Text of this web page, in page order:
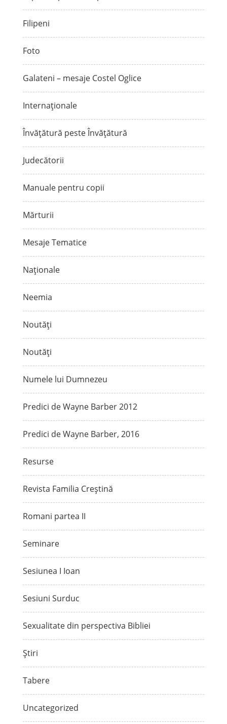
Filipeni
Foto
Galateni – mesaje Costel Oglice
Internaționale
Învățătură peste Învățătură
Judecătorii
Manuale pentru copii
Mărturii
Mesaje Tematice
Naționale
Neemia
Noutăți
Noutăți
Numele lui Dumnezeu
Predici de Wayne Barber 2012
Predici de Wayne Barber, 2016
Resurse
Revista Familia Creștină
Romani partea II
Seminare
Sesiunea I Ioan
Sesiuni Surduc
Sexualitate din perspectiva Bibliei
Știri
Tabere
Uncategorized